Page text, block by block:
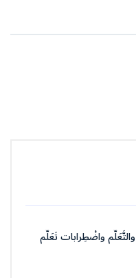
واضْطِرابات تَعَلُّم